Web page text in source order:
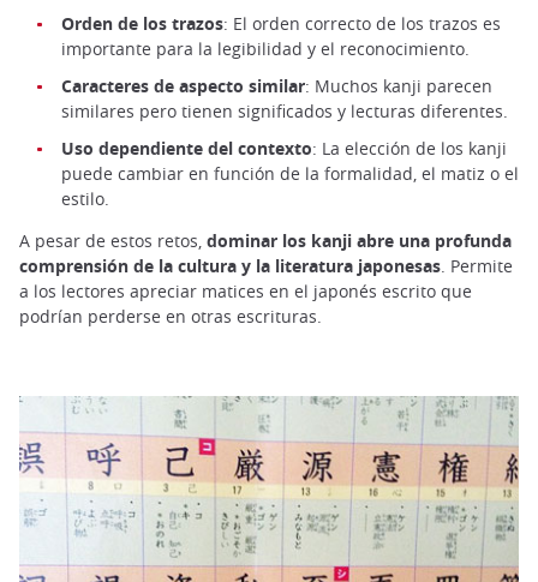
Orden de los trazos: El orden correcto de los trazos es
importante para la legibilidad y el reconocimiento.
Caracteres de aspecto similar: Muchos kanji parecen
similares pero tienen significados y lecturas diferentes.
Uso dependiente del contexto: La elección de los kanji
puede cambiar en función de la formalidad, el matiz o el
estilo.
A pesar de estos retos, dominar los kanji abre una profunda
comprensión de la cultura y la literatura japonesas. Permite
a los lectores apreciar matices en el japonés escrito que
podrían perderse en otras escrituras.